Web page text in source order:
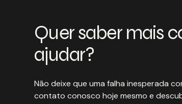
Quer saber mais
ajudar?
Não deixe que uma falha inesperada
contato conosco hoje mesmo e